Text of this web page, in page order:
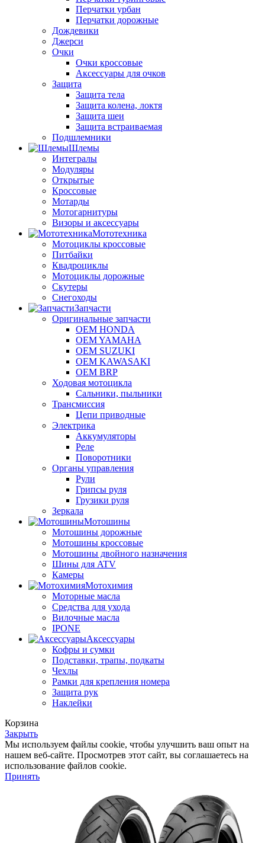
Перчатки урбан
Перчатки дорожные
Дождевики
Джерси
Очки
Очки кроссовые
Аксессуары для очков
Защита
Защита тела
Защита колена, локтя
Защита шеи
Защита встраиваемая
Подшлемники
Шлемы
Интегралы
Модуляры
Открытые
Кроссовые
Мотарды
Мотогарнитуры
Визоры и аксессуары
Мототехника
Мотоциклы кроссовые
Питбайки
Квадроциклы
Мотоциклы дорожные
Скутеры
Снегоходы
Запчасти
Оригинальные запчасти
OEM HONDA
OEM YAMAHA
OEM SUZUKI
OEM KAWASAKI
OEM BRP
Ходовая мотоцикла
Сальники, пыльники
Трансмиссия
Цепи приводные
Электрика
Аккумуляторы
Реле
Поворотники
Органы управления
Рули
Грипсы руля
Грузики руля
Зеркала
Мотошины
Мотошины дорожные
Мотошины кроссовые
Мотошины двойного назначения
Шины для ATV
Камеры
Мотохимия
Моторные масла
Средства для ухода
Вилочные масла
IPONE
Аксессуары
Кофры и сумки
Подставки, трапы, подкаты
Чехлы
Рамки для крепления номера
Защита рук
Наклейки
Корзина
Закрыть
Мы используем файлы cookie, чтобы улучшить ваш опыт на
нашем веб-сайте. Просмотрев этот сайт, вы соглашаетесь на
использование файлов cookie.
Принять